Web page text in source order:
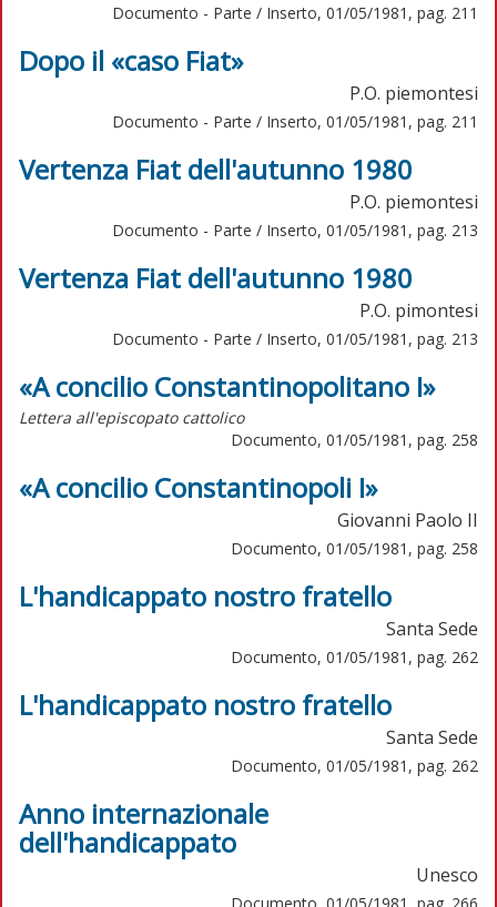
Documento - Parte / Inserto, 01/05/1981, pag. 211
Dopo il «caso Fiat»
P.O. piemontesi
Documento - Parte / Inserto, 01/05/1981, pag. 211
Vertenza Fiat dell'autunno 1980
P.O. piemontesi
Documento - Parte / Inserto, 01/05/1981, pag. 213
Vertenza Fiat dell'autunno 1980
P.O. pimontesi
Documento - Parte / Inserto, 01/05/1981, pag. 213
«A concilio Constantinopolitano I»
Lettera all'episcopato cattolico
Documento, 01/05/1981, pag. 258
«A concilio Constantinopoli I»
Giovanni Paolo II
Documento, 01/05/1981, pag. 258
L'handicappato nostro fratello
Santa Sede
Documento, 01/05/1981, pag. 262
L'handicappato nostro fratello
Santa Sede
Documento, 01/05/1981, pag. 262
Anno internazionale
dell'handicappato
Unesco